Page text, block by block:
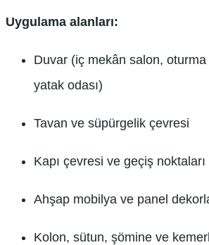
Uygulama alanları:
Duvar (iç mekân salon, oturma
yatak odası)
Tavan ve süpürgelik çevresi
Kapı çevresi ve geçiş noktaları
Ahşap mobilya ve panel
Kolon, sütun, şömine ve